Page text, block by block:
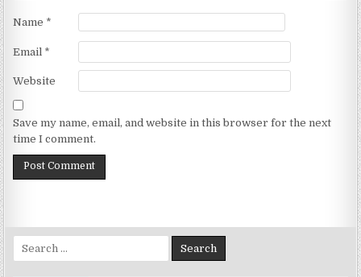
Name *
Email *
Website
Save my name, email, and website in this browser for the next
time I comment.
Search for: